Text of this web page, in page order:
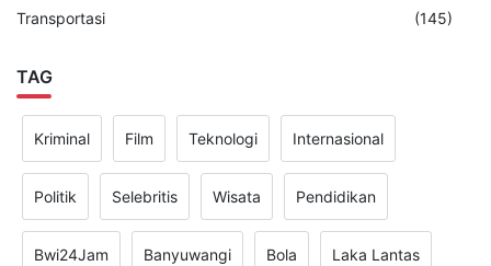
Transportasi (145)
TAG
Kriminal Film Teknologi Internasional
Politik Selebritis Wisata Pendidikan
Bwi24Jam Banyuwangi Bola Laka Lantas